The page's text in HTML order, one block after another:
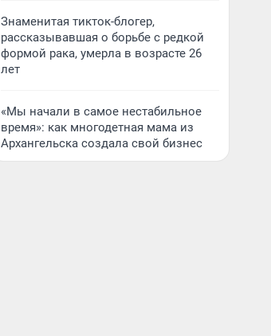
Знаменитая тикток-блогер,
рассказывавшая о борьбе с редкой
формой рака, умерла в возрасте 26
лет
«Мы начали в самое нестабильное
время»: как многодетная мама из
Архангельска создала свой бизнес